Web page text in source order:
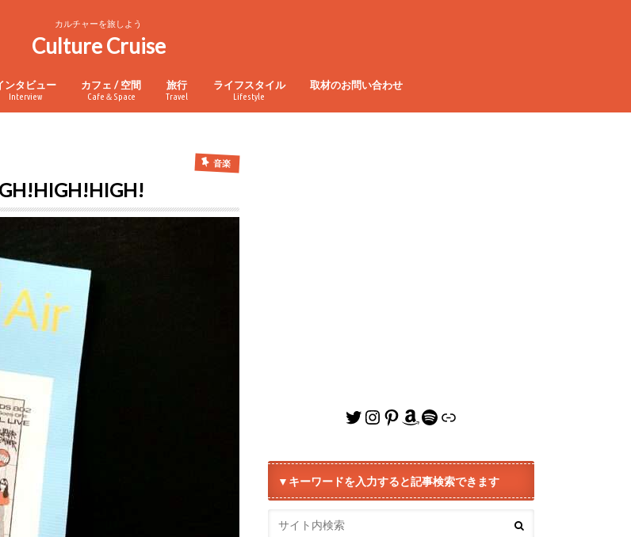
カルチャーを旅しよう
Culture Cruise
ンタビュー
Interview
カフェ / 空間
Cafe＆Space
旅行
Travel
ライフスタイル
Lifestyle
取材のお問い合わせ
音楽
Twitter
Instagram
Pinterest
Amazon
Spotify
リンク
▼キーワードを入力すると記事検索できます